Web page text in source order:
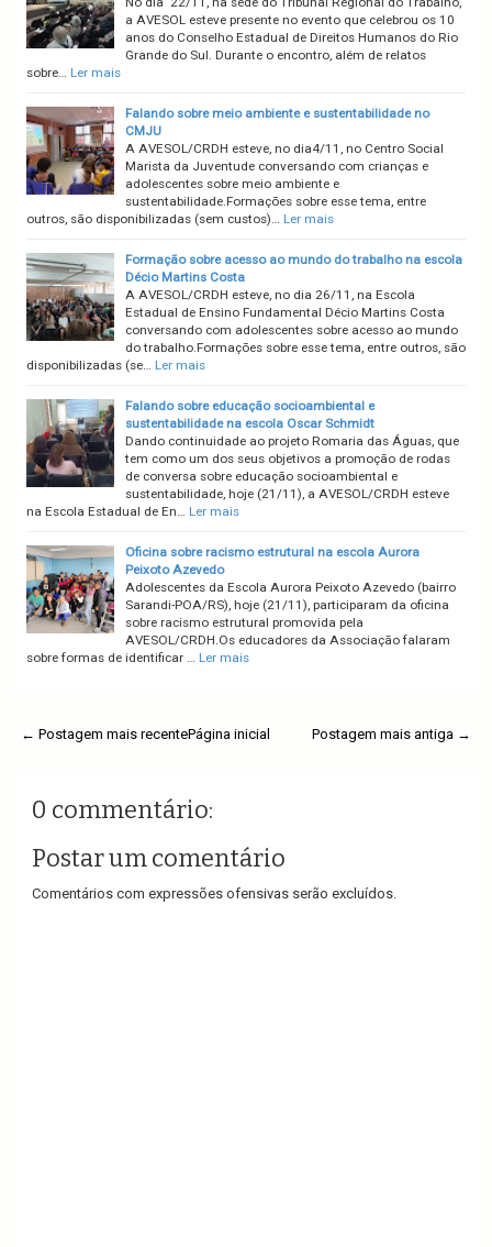
a AVESOL esteve presente no evento que celebrou os 10
anos do Conselho Estadual de Direitos Humanos do Rio
Grande do Sul. Durante o encontro, além de relatos
sobre… Ler mais
Falando sobre meio ambiente e sustentabilidade no
CMJU
A AVESOL/CRDH esteve, no dia4/11, no Centro Social
Marista da Juventude conversando com crianças e
adolescentes sobre meio ambiente e
sustentabilidade.Formações sobre esse tema, entre
outros, são disponibilizadas (sem custos)… Ler mais
Formação sobre acesso ao mundo do trabalho na escola
Décio Martins Costa
A AVESOL/CRDH esteve, no dia 26/11, na Escola
Estadual de Ensino Fundamental Décio Martins Costa
conversando com adolescentes sobre acesso ao mundo
do trabalho.Formações sobre esse tema, entre outros, são
disponibilizadas (se… Ler mais
Falando sobre educação socioambiental e
sustentabilidade na escola Oscar Schmidt
Dando continuidade ao projeto Romaria das Águas, que
tem como um dos seus objetivos a promoção de rodas
de conversa sobre educação socioambiental e
sustentabilidade, hoje (21/11), a AVESOL/CRDH esteve
na Escola Estadual de En… Ler mais
Oficina sobre racismo estrutural na escola Aurora
Peixoto Azevedo
Adolescentes da Escola Aurora Peixoto Azevedo (bairro
Sarandi-POA/RS), hoje (21/11), participaram da oficina
sobre racismo estrutural promovida pela
AVESOL/CRDH.Os educadores da Associação falaram
sobre formas de identificar … Ler mais
← Postagem mais recente Postagem mais antiga →
Página inicial
0 commentário:
Postar um comentário
Comentários com expressões ofensivas serão excluídos.